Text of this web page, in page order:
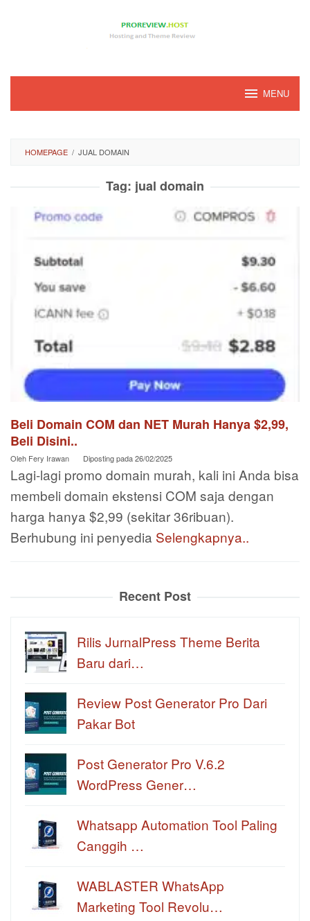
MENU
HOMEPAGE / JUAL DOMAIN
Tag: jual domain
Beli Domain COM dan NET Murah Hanya $2,99,
Beli Disini..
Oleh Fery Irawan Diposting pada26/02/2025
Lagi-lagi promo domain murah, kali ini Anda bisa
membeli domain ekstensi COM saja dengan
harga hanya $2,99 (sekitar 36ribuan).
Berhubung ini penyedia Selengkapnya..
Recent Post
Rilis JurnalPress Theme Berita
Baru dari…
Review Post Generator Pro Dari
Pakar Bot
Post Generator Pro V.6.2
WordPress Gener…
Whatsapp Automation Tool Paling
Canggih …
WABLASTER WhatsApp
Marketing Tool Revolu…